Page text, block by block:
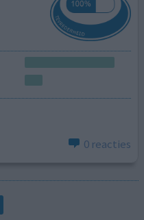
0 reacties